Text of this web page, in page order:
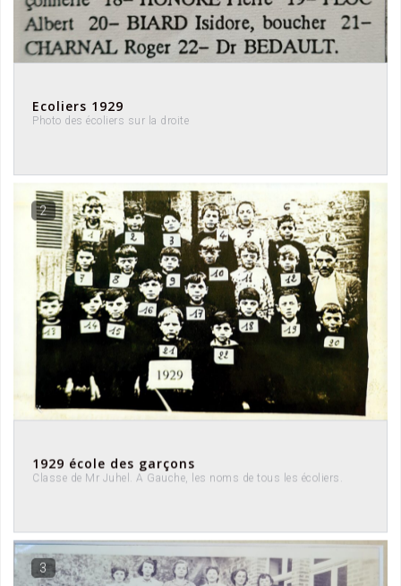
Ecoliers 1929
Photo des écoliers sur la droite
1929 école des garçons
Classe de Mr Juhel. A Gauche, les noms de tous les écoliers.
2
3